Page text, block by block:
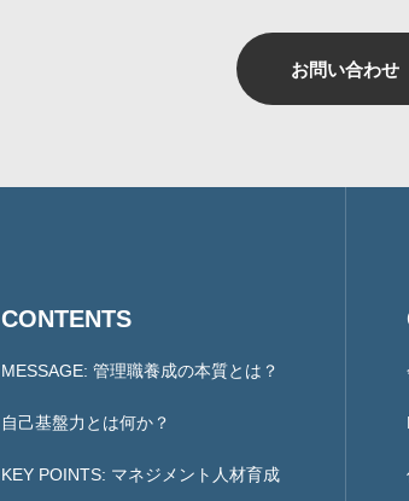
お問い合わせ
CONTENTS
MESSAGE: 管理職養成の本質とは？
自己基盤力とは何か？
KEY POINTS: マネジメント人材育成